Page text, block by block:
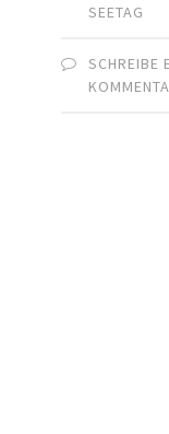
SEETAG
SCHREIBE